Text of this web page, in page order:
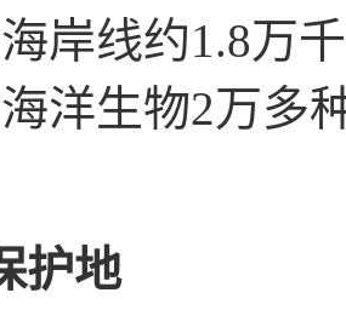
岸线约1.8万
洋生物2万多
护地